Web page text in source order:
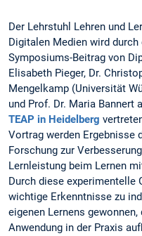
Der Lehrstuhl Lehren und
Digitalen Medien wird durch
Symposiums-Beitrag von
Elisabeth Pieger, Dr.
Mengelkamp (Universität
und Prof. Dr. Maria Bannert
TEAP in Heidelberg
Vortrag werden Ergebnisse
Forschung zur
Lernleistung beim Lernen
Durch diese experimentelle
wichtige Erkenntnisse zu
eigenen Lernens
Anwendung in der Praxis